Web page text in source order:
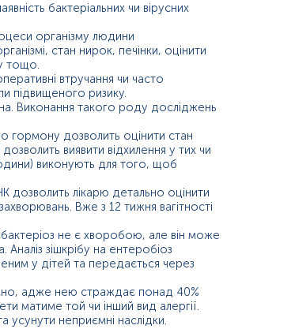
бактеріальних чи вірусних
організму людини
стан нирок, печінки, оцінити
тощо.
втручання чи часто
підвищеного ризику.
Виконання такого роду досліджень
гормону дозволить оцінити стан
виявити відхилення у тих чи
виконують для того, щоб
дозволить лікарю детально оцінити
Вже з 12 тижня вагітності
не є хворобою, але він може
зішкрібу на ентеробіоз
у дітей та передається через
адже нею страждає понад 40%
матиме той чи інший вид алергії.
усунути неприємні наслідки.